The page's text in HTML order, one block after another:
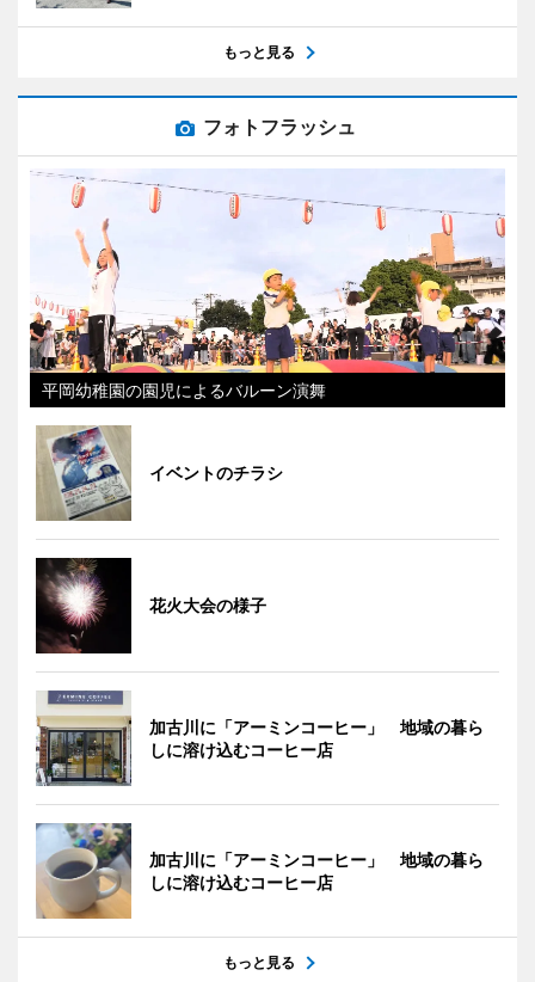
もっと見る
フォトフラッシュ
平岡幼稚園の園児によるバルーン演舞
イベントのチラシ
花火大会の様子
加古川に「アーミンコーヒー」 地域の暮ら
しに溶け込むコーヒー店
加古川に「アーミンコーヒー」 地域の暮ら
しに溶け込むコーヒー店
もっと見る